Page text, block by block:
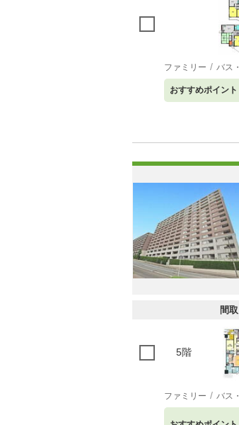
ファミリー バス
おすすめポイント
間
5階
ファミリー バス